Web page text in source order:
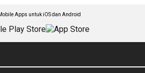
Apps untuk iOS dan Android